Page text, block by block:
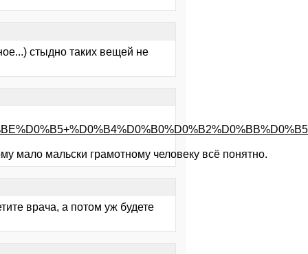
стыдно таких вещей не
мало мальски грамотному человеку всё понятно.
врача, а потом уж будете